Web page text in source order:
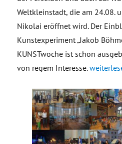
Weltkleinstadt, die am 24.08.
Nikolai eröffnet wird. Der
Kunstexperiment „Jakob
KUNSTwoche ist schon
von regem Interesse.